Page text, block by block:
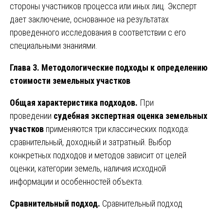
стороны участников процесса или иных лиц. Эксперт
дает заключение, основанное на результатах
проведенного исследования в соответствии с его
специальными знаниями.
Глава 3. Методологические подходы к определению
стоимости земельных участков
Общая характеристика подходов. При
проведении судебная экспертная оценка земельных
участков применяются три классических подхода:
сравнительный, доходный и затратный. Выбор
конкретных подходов и методов зависит от целей
оценки, категории земель, наличия исходной
информации и особенностей объекта.
Сравнительный подход. Сравнительный подход